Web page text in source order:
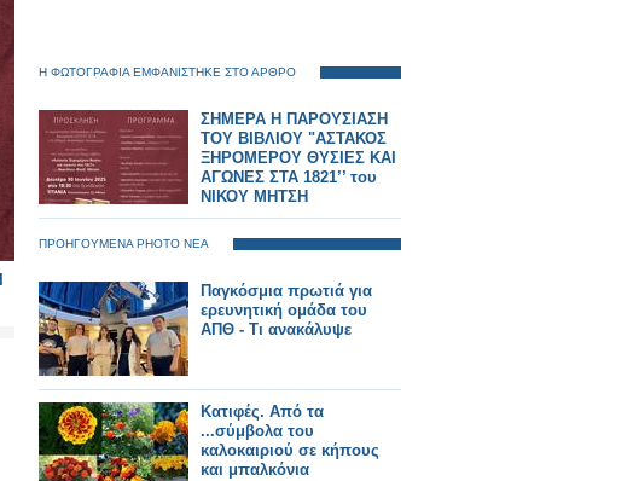
Η ΦΩΤΟΓΡΑΦΙΑ ΕΜΦΑΝΙΣΤΗΚΕ ΣΤΟ ΑΡΘΡΟ
ΣΗΜΕΡΑ Η ΠΑΡΟΥΣΙΑΣΗ
ΤΟΥ ΒΙΒΛΙΟΥ "ΑΣΤΑΚΟΣ
ΞΗΡΟΜΕΡΟΥ ΘΥΣΙΕΣ ΚΑΙ
ΑΓΩΝΕΣ ΣΤΑ 1821’’ του
ΝΙΚΟΥ ΜΗΤΣΗ
ΠΡΟΗΓΟΥΜΕΝΑ PHOTO ΝΕΑ
Παγκόσμια πρωτιά για
ερευνητική ομάδα του
ΑΠΘ - Τι ανακάλυψε
Κατιφές. Από τα
...σύμβολα του
καλοκαιριού σε κήπους
και μπαλκόνια